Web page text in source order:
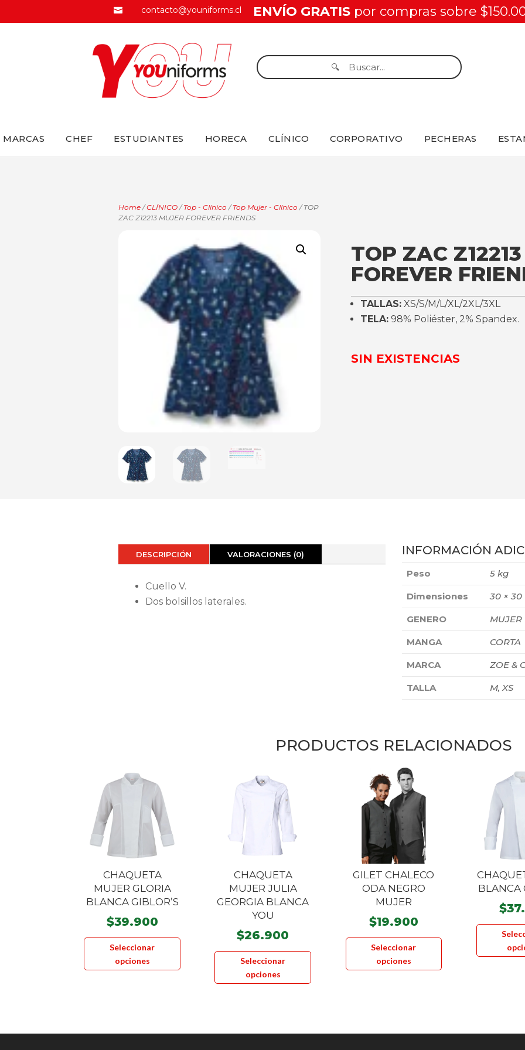
 contacto@youniforms.cl ENVÍO GRATISpor compras sobre
MARCAS CHEF ESTUDIANTES HORECA CLÍNICO CORPORATIVO PECHERAS
Home/CLÍNICO/Top - Clínico /Top Mujer - Clínico / TOP
ZAC Z12213 MUJER FOREVER FRIENDS
TOP ZAC
FOREVER
TALLAS:XS/S/M/L/XL/2XL/3XL
TELA:98% Poliéster, 2% Spandex.
SIN EXISTENCIAS
DESCRIPCIÓN VALORACIONES (0)
Cuello V.
Dos bolsillos laterales.
INFORMACIÓN
Peso 5 kg
Dimensiones 30 × 30
GENERO MUJER
MANGA CORTA
MARCA ZOE &
TALLA M, XS
PRODUCTOS RELACIONADOS
CHAQUETA
MUJER GLORIA
BLANCA GIBLOR’S
$39.900
Seleccionar
opciones
Este
producto
tiene
múltiples
CHAQUETA
MUJER JULIA
GEORGIA BLANCA
YOU
$26.900
Seleccionar
opciones
Este
tiene
GILET CHALECO
ODA NEGRO
MUJER
$19.900
Seleccionar
opciones
Este
tiene
BLANCA
$